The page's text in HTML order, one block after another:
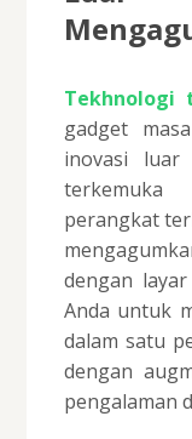
Tekhnologi
gadget
inovasi luar
perangkat
dengan
Anda untuk
dalam satu
dengan
pengalaman